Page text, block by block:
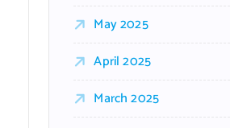
May 2025
April 2025
March 2025